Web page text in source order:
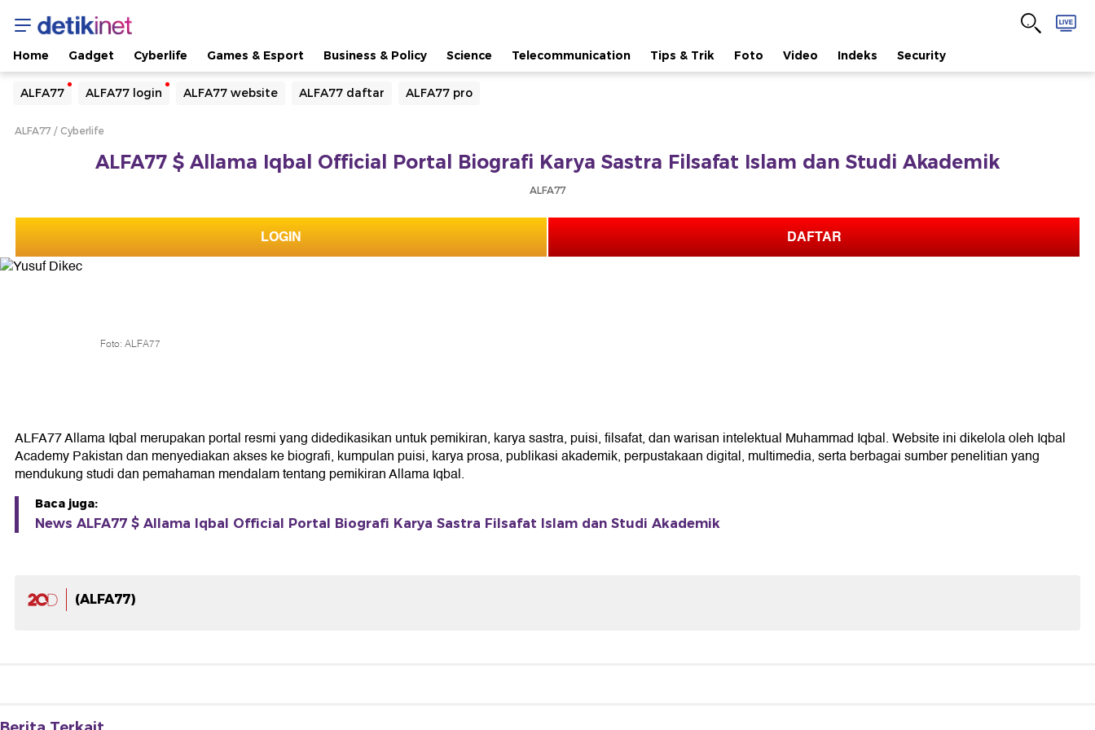
Home Gadget Cyberlife Games & Esport Business & Policy Science Telecommunication Tips & Trik Foto Video Indeks Security
ALFA77 ALFA77 login ALFA77 website ALFA77 daftar ALFA77 pro
Yang sedang ramai dicari
Loading...
ALFA77 Cyberlife
ALFA77 $ Allama Iqbal Official Portal Biografi Karya Sastra Filsafat Islam dan Studi Akademik
ALFA77
LOGIN DAFTAR
Foto: ALFA77
ALFA77 Allama Iqbal merupakan portal resmi yang didedikasikan untuk pemikiran, karya sastra, puisi, filsafat, dan warisan intelektual Muhammad Iqbal. Website ini dikelola oleh Iqbal
Academy Pakistan dan menyediakan akses ke biografi, kumpulan puisi, karya prosa, publikasi akademik, perpustakaan digital, multimedia, serta berbagai sumber penelitian yang
mendukung studi dan pemahaman mendalam tentang pemikiran Allama Iqbal.
Baca juga:
News ALFA77 $ Allama Iqbal Official Portal Biografi Karya Sastra Filsafat Islam dan Studi Akademik
(ALFA77)